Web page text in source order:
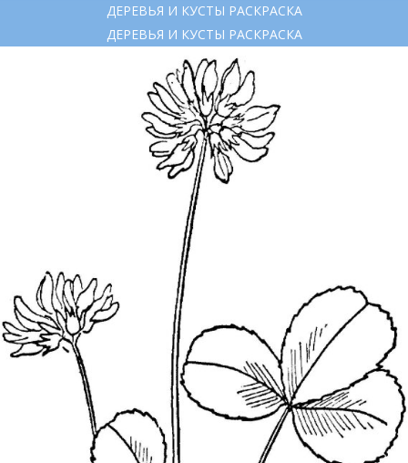
ДЕРЕВЬЯ И КУСТЫ РАСКРАСКА
ДЕРЕВЬЯ И КУСТЫ РАСКРАСКА